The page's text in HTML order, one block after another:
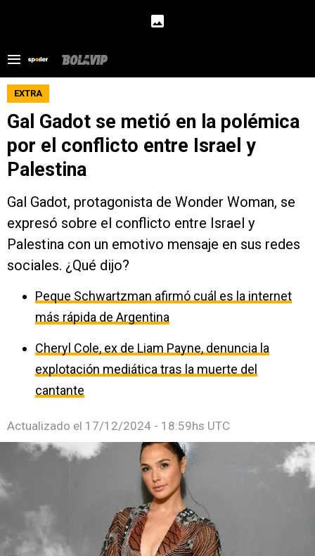
EXTRA
Gal Gadot se metió en la polémica
por el conflicto entre Israel y
Palestina
Gal Gadot, protagonista de Wonder Woman, se
expresó sobre el conflicto entre Israel y
Palestina con un emotivo mensaje en sus redes
sociales. ¿Qué dijo?
Peque Schwartzman afirmó cuál es la internet
más rápida de Argentina
Cheryl Cole, ex de Liam Payne, denuncia la
explotación mediática tras la muerte del
cantante
Actualizado el 17/12/2024 - 18:59hs UTC